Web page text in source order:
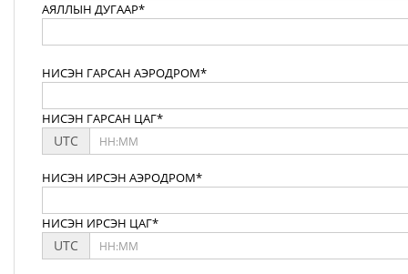
АЯЛЛЫН ДУГААР*
НИСЭН ГАРСАН АЭРОДРОМ*
НИСЭН ГАРСАН ЦАГ*
UTC
НИСЭН ИРСЭН АЭРОДРОМ*
НИСЭН ИРСЭН ЦАГ*
UTC